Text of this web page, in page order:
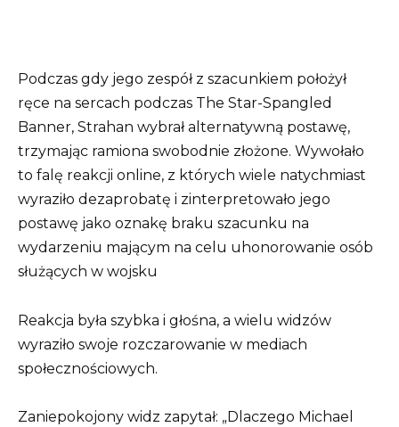
Podczas gdy jego zespół z szacunkiem położył
ręce na sercach podczas The Star-Spangled
Banner, Strahan wybrał alternatywną postawę,
trzymając ramiona swobodnie złożone. Wywołało
to falę reakcji online, z których wiele natychmiast
wyraziło dezaprobatę i zinterpretowało jego
postawę jako oznakę braku szacunku na
wydarzeniu mającym na celu uhonorowanie osób
służących w wojsku
Reakcja była szybka i głośna, a wielu widzów
wyraziło swoje rozczarowanie w mediach
społecznościowych.
Zaniepokojony widz zapytał: „Dlaczego Michael